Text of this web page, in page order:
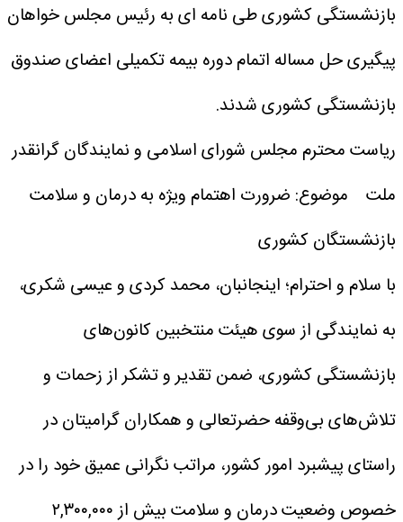
بازنشستگی کشوری طی نامه ای به رئیس مجلس خواهان
پیگیری حل مساله اتمام دوره بیمه تکمیلی اعضای صندوق
بازنشستگی کشوری شدند.
ریاست محترم مجلس شورای اسلامی و نمایندگان گرانقدر
ملت
موضوع: ضرورت اهتمام ویژه به درمان و سلامت
بازنشستگان کشوری
با سلام و احترام؛ اینجانبان، محمد کردی و عیسی شکری،
به نمایندگی از سوی هیئت منتخبین کانون‌های
بازنشستگی کشوری، ضمن تقدیر و تشکر از زحمات و
تلاش‌های بی‌وقفه حضرتعالی و همکاران گرامیتان در
راستای پیشبرد امور کشور، مراتب نگرانی عمیق خود را در
خصوص وضعیت درمان و سلامت بیش از ۲,۳۰۰,۰۰۰